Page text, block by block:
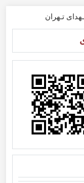
تـهران